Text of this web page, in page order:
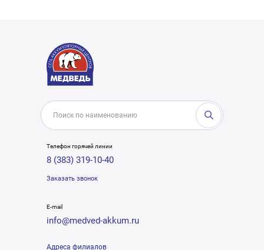
Телефон горячей линии
8 (383) 319-10-40
Заказать звонок
E-mail
info@medved-akkum.ru
Адреса филиалов